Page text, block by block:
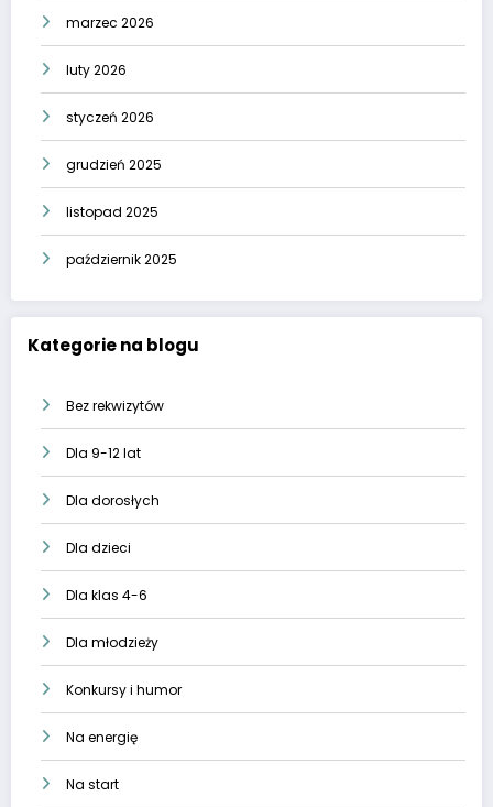
marzec 2026
luty 2026
styczeń 2026
grudzień 2025
listopad 2025
październik 2025
Kategorie na blogu
Bez rekwizytów
Dla 9-12 lat
Dla dorosłych
Dla dzieci
Dla klas 4-6
Dla młodzieży
Konkursy i humor
Na energię
Na start